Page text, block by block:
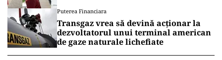
Puterea Financiara
Transgaz vrea să devină acționar la
dezvoltatorul unui terminal american
de gaze naturale lichefiate